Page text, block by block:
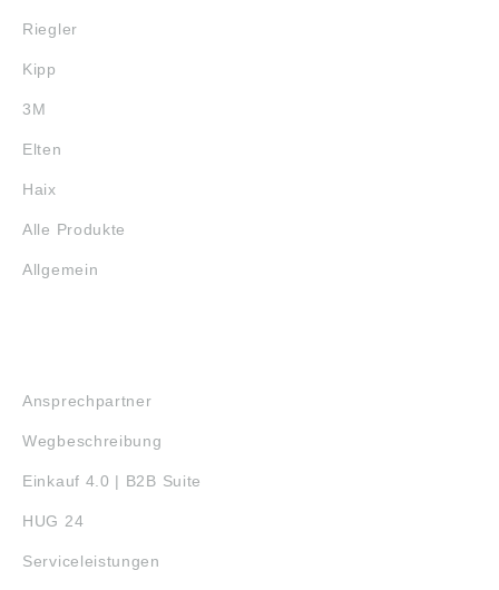
Riegler
Kipp
3M
Elten
Haix
Alle Produkte
Allgemein
Ansprechpartner
Wegbeschreibung
Einkauf 4.0 | B2B Suite
HUG 24
Serviceleistungen